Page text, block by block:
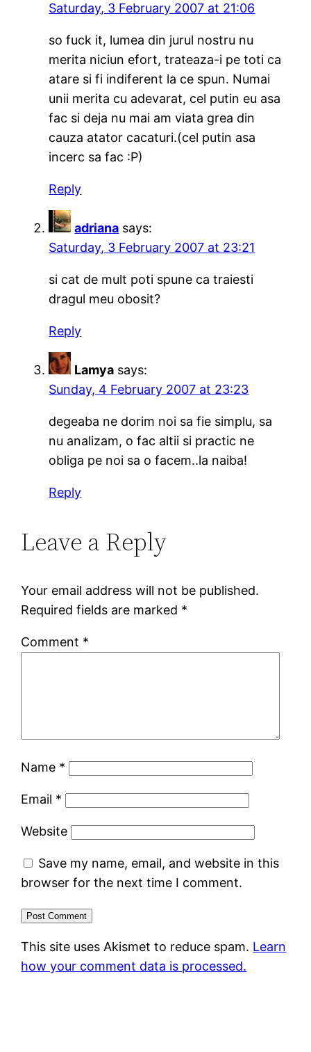
Saturday, 3 February 2007 at 21:06
so fuck it, lumea din jurul nostru nu
merita niciun efort, trateaza-i pe toti ca
atare si fi indiferent la ce spun. Numai
unii merita cu adevarat, cel putin eu asa
fac si deja nu mai am viata grea din
cauza atator cacaturi.(cel putin asa
incerc sa fac :P)
Reply
adriana says:
Saturday, 3 February 2007 at 23:21
si cat de mult poti spune ca traiesti
dragul meu obosit?
Reply
Lamya says:
Sunday, 4 February 2007 at 23:23
degeaba ne dorim noi sa fie simplu, sa
nu analizam, o fac altii si practic ne
obliga pe noi sa o facem..la naiba!
Reply
Leave a Reply
Your email address will not be published.
Required fields are marked *
Comment *
Name *
Email *
Website
Save my name, email, and website in this
browser for the next time I comment.
This site uses Akismet to reduce spam. Learn
how your comment data is processed.